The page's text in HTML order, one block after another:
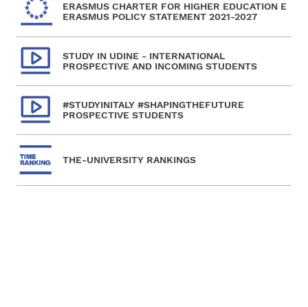
ERASMUS CHARTER FOR HIGHER EDUCATION E
ERASMUS POLICY STATEMENT 2021-2027
STUDY IN UDINE - INTERNATIONAL
PROSPECTIVE AND INCOMING STUDENTS
#STUDYINITALY #SHAPINGTHEFUTURE
PROSPECTIVE STUDENTS
THE-UNIVERSITY RANKINGS